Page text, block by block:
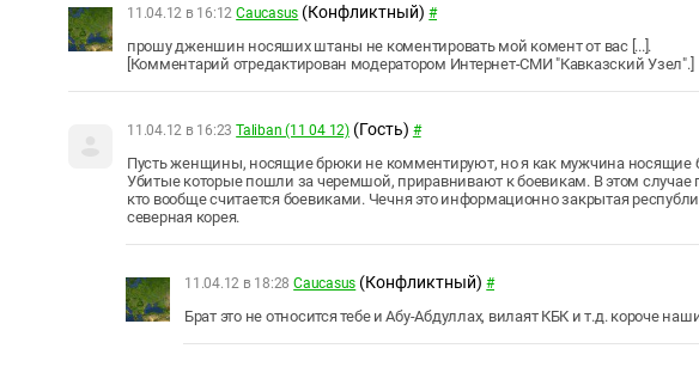
11.04.12 в 16:12 Caucasus (Конфликтный) #
прошу дженшин носяших штаны не коментировать мой комент от вас [...].
[Комментарий отредактирован модератором Интернет-СМИ "Кавказский Узел".]
11.04.12 в 16:23 Taliban (11 04 12) (Гость) #
Пусть женщины, носящие брюки не комментируют, но я как мужчина носящие
Убитые которые пошли за черемшой, приравнивают к боевикам. В этом случае
кто вообще считается боевиками. Чечня это информационно закрытая
северная корея.
11.04.12 в 18:28 Caucasus (Конфликтный) #
Брат это не относится тебе и Абу-Абдуллах, вилаят КБК и т.д. короче